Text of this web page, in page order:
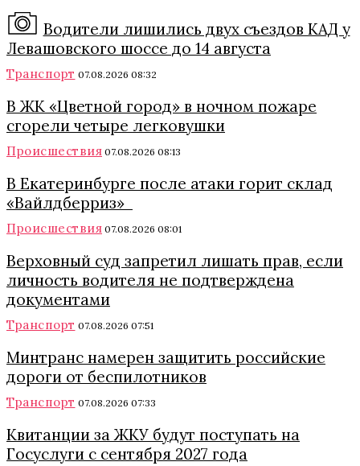
Водители лишились двух съездов КАД у
Левашовского шоссе до 14 августа
Транспорт 07.08.2026 08:32
В ЖК «Цветной город» в ночном пожаре
сгорели четыре легковушки
Происшествия 07.08.2026 08:13
В Екатеринбурге после атаки горит склад
«Вайлдберриз»
Происшествия 07.08.2026 08:01
Верховный суд запретил лишать прав, если
личность водителя не подтверждена
документами
Транспорт 07.08.2026 07:51
Минтранс намерен защитить российские
дороги от беспилотников
Транспорт 07.08.2026 07:33
Квитанции за ЖКУ будут поступать на
Госуслуги с сентября 2027 года